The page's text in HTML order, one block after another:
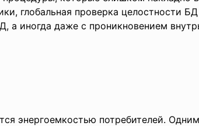
глобальная проверка целостности
а иногда даже с проникновением
энергоемкостью потребителей.